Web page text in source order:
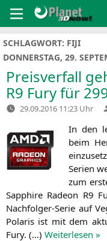
Inhalt
springen
SCHLAGWORT: FIJI
DONNERSTAG, 29.
Preisverfall
R9 Fury für
29.09.2016 11:23 Uhr
In den
beim
Seri­en
zum
Sap­phi­re Rade­on R9
Nach­fol­ger-Serie auf
Pola­ris ist mit dem
Fury. (…) Wei­ter­le­sen »